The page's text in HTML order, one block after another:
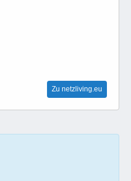
Zu netzliving.eu